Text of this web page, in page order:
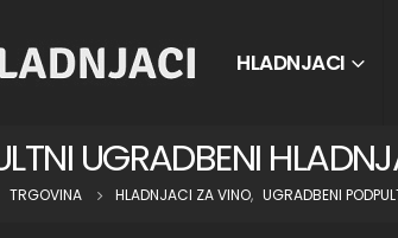
HLADNJACI
UGRADBENI
TRGOVINA HLADNJACI ZA VINO, UGRADBENI